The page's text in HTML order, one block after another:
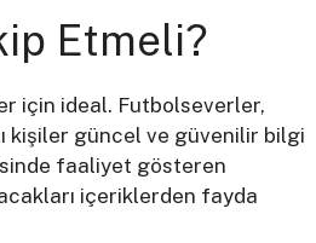
Etmeli?
için ideal. Futbolseverler,
kişiler güncel ve güvenilir bilgi
faaliyet gösteren
içeriklerden fayda